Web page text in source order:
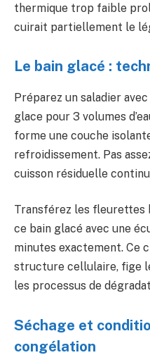
thermique trop faible
cuirait partiellement le
Le bain glacé :
Préparez un saladier
glace pour 3 volumes
forme une couche
refroidissement. Pas
cuisson résiduelle
Transférez les fleurettes
ce bain glacé avec une
minutes exactement. Ce
structure cellulaire, fige
les processus de
Séchage et
congélation